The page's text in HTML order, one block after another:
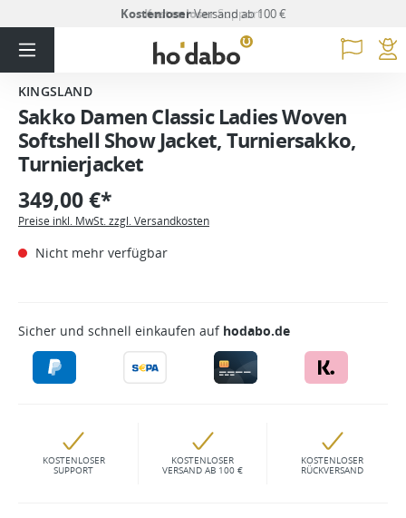
KostenloserVersand ab 100 €
KINGSLAND
Sakko Damen Classic Ladies Woven
Softshell Show Jacket, Turniersakko,
Turnierjacket
349,00 €*
Preise inkl. MwSt. zzgl. Versandkosten
Nicht mehr verfügbar
Sicher und schnell einkaufen auf hodabo.de
KOSTENLOSER
SUPPORT
KOSTENLOSER
VERSAND AB 100 €
KOSTENLOSER
RÜCKVERSAND